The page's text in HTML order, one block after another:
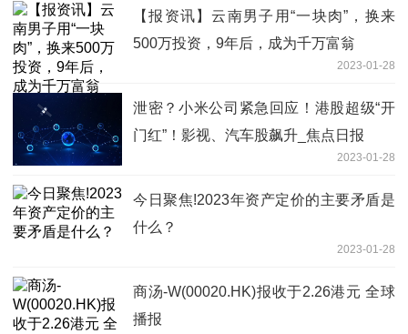
【报资讯】云南男子用“一块肉”，换来
500万投资，9年后，成为千万富翁
2023-01-28
泄密？小米公司紧急回应！港股超级“开
门红”！影视、汽车股飙升_焦点日报
2023-01-28
今日聚焦!2023年资产定价的主要矛盾是
什么？
2023-01-28
商汤-W(00020.HK)报收于2.26港元 全球
播报